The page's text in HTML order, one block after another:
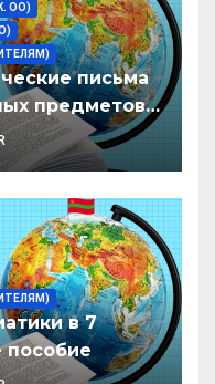
ОО)
письма
предметов/
27 уч. год
в 7
пособие